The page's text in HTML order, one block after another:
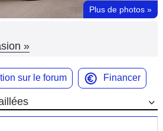
Plus de photos »
»
sur le forum Financer